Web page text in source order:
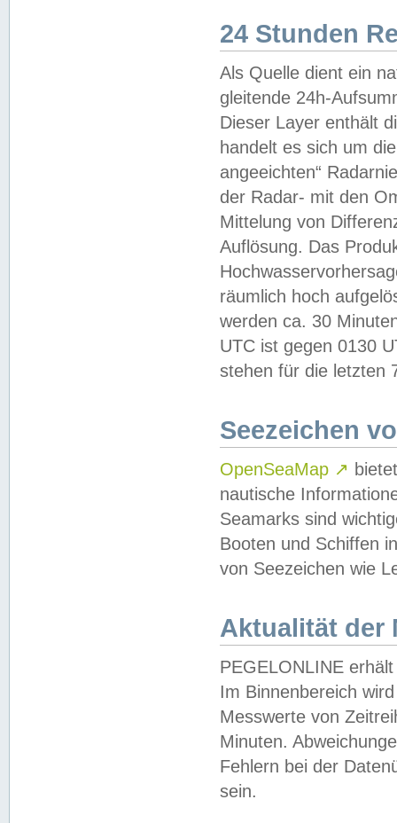
24 Stunden
Als Quelle dient ein
gleitende 24h-
Dieser Layer enthält
handelt es sich um
angeeichten“
der Radar- mit den
Mittelung von
Auflösung. Das
räumlich hoch
werden ca. 30
UTC ist gegen 0130
stehen für die letzten
Seezeichen
OpenSeaMap ↗
nautische
Seamarks sind
Booten und Schiffen
von Seezeichen wie
Aktualität der
PEGELONLINE
Im Binnenbereich
Messwerte von
Minuten.
Fehlern bei der
sein.